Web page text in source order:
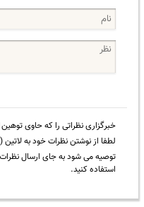
خبرگزاری نظراتی را که حاوی
لطفا از نوشتن نظرات خود به
توصیه می شود به جای ارسال
استفاده کنید.